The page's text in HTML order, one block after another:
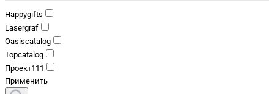
Happygifts
Lasergraf
Oasiscatalog
Topcatalog
Проект111
Применить